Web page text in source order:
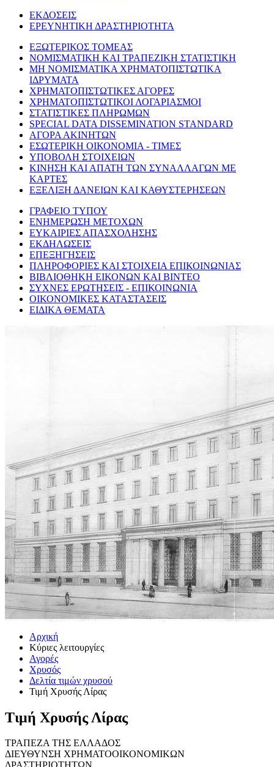
ΕΚΔΟΣΕΙΣ
ΕΡΕΥΝΗΤΙΚΗ ΔΡΑΣΤΗΡΙΟΤΗΤΑ
ΕΞΩΤΕΡΙΚΟΣ ΤΟΜΕΑΣ
ΝΟΜΙΣΜΑΤΙΚΗ ΚΑΙ ΤΡΑΠΕΖΙΚΗ ΣΤΑΤΙΣΤΙΚΗ
ΜΗ ΝΟΜΙΣΜΑΤΙΚΑ ΧΡΗΜΑΤΟΠΙΣΤΩΤΙΚΑ
ΙΔΡΥΜΑΤΑ
ΧΡΗΜΑΤΟΠΙΣΤΩΤΙΚΕΣ ΑΓΟΡΕΣ
ΧΡΗΜΑΤΟΠΙΣΤΩΤΙΚΟΙ ΛΟΓΑΡΙΑΣΜΟΙ
ΣΤΑΤΙΣΤΙΚΕΣ ΠΛΗΡΩΜΩΝ
SPECIAL DATA DISSEMINATION STANDARD
ΑΓΟΡΑ ΑΚΙΝΗΤΩΝ
ΕΣΩΤΕΡΙΚΗ ΟΙΚΟΝΟΜΙΑ - ΤΙΜΕΣ
ΥΠΟΒΟΛΗ ΣΤΟΙΧΕΙΩΝ
ΚΙΝΗΣΗ ΚΑΙ ΑΠΑΤΗ ΤΩΝ ΣΥΝΑΛΛΑΓΩΝ ΜΕ
ΚΑΡΤΕΣ
ΕΞΕΛΙΞΗ ΔΑΝΕΙΩΝ ΚΑΙ ΚΑΘΥΣΤΕΡΗΣΕΩΝ
ΓΡΑΦΕΙΟ ΤΥΠΟΥ
ΕΝΗΜΕΡΩΣΗ ΜΕΤΟΧΩΝ
ΕΥΚΑΙΡΙΕΣ ΑΠΑΣΧΟΛΗΣΗΣ
ΕΚΔΗΛΩΣΕΙΣ
ΕΠΕΞΗΓΗΣΕΙΣ
ΠΛΗΡΟΦΟΡΙΕΣ ΚΑΙ ΣΤΟΙΧΕΙΑ ΕΠΙΚΟΙΝΩΝΙΑΣ
ΒΙΒΛΙΟΘΗΚΗ ΕΙΚΟΝΩΝ ΚΑΙ ΒΙΝΤΕΟ
ΣΥΧΝΕΣ ΕΡΩΤΗΣΕΙΣ - ΕΠΙΚΟΙΝΩΝΙΑ
ΟΙΚΟΝΟΜΙΚΕΣ ΚΑΤΑΣΤΑΣΕΙΣ
ΕΙΔΙΚΑ ΘΕΜΑΤΑ
Αρχική
Κύριες λειτουργίες
Αγορές
Χρυσός
Δελτία τιμών χρυσού
Τιμή Χρυσής Λίρας
Τιμή Χρυσής Λίρας
ΤΡΑΠΕΖΑ ΤΗΣ ΕΛΛΑΔΟΣ
ΔΙΕΥΘΥΝΣΗ ΧΡΗΜΑΤΟΟΙΚΟΝΟΜΙΚΩΝ